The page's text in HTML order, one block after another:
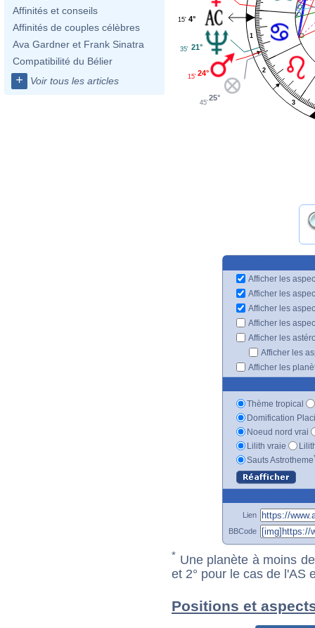
Affinités et conseils
Affinités de couples célèbres
Ava Gardner et Frank Sinatra
Compatibilité du Bélier
+ Voir tous les articles
1
2
3
4°
15'
21°
35'
24°
15'
25°
45'
Afficher les
Afficher les
Afficher les
Afficher les
Afficher les
Afficher les
Afficher les
Thème tropical
Domification
Noeud nord vrai
Lilith vraie
Sauts Astrotheme
Lien
BBCode
* Une planète à moins
et 2° pour le cas de l'AS
Positions et